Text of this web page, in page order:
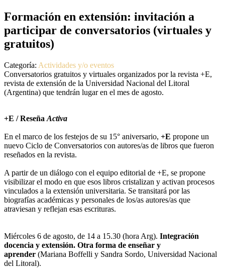
Formación en extensión: invitación a
participar de conversatorios (virtuales y
gratuitos)
Categoría: Actividades y/o eventos
Conversatorios gratuitos y virtuales organizados por la revista +E,
revista de extensión de la Universidad Nacional del Litoral
(Argentina) que tendrán lugar en el mes de agosto.
+E / Reseña Activa
En el marco de los festejos de su 15° aniversario, +E propone un
nuevo Ciclo de Conversatorios con autores/as de libros que fueron
reseñados en la revista.
A partir de un diálogo con el equipo editorial de +E, se propone
visibilizar el modo en que esos libros cristalizan y activan procesos
vinculados a la extensión universitaria. Se transitará por las
biografías académicas y personales de los/as autores/as que
atraviesan y reflejan esas escrituras.
Miércoles 6 de agosto, de 14 a 15.30 (hora Arg). Integración
docencia y extensión. Otra forma de enseñar y
aprender (Mariana Boffelli y Sandra Sordo, Universidad Nacional
del Litoral).